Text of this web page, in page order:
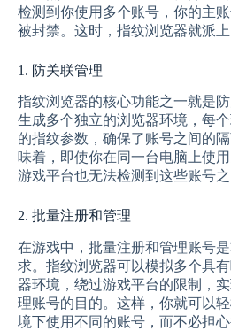
检测到你使用多个账号，你的主
被封禁。这时，指纹浏览器就派上
1. 防关联管理
指纹浏览器的核心功能之一就是
生成多个独立的浏览器环境，每
的指纹参数，确保了账号之间的
味着，即使你在同一台电脑上使用
游戏平台也无法检测到这些账号之
2. 批量注册和管理
在游戏中，批量注册和管理账号
求。指纹浏览器可以模拟多个具
器环境，绕过游戏平台的限制，
理账号的目的。这样，你就可以
境下使用不同的账号，而不必担心